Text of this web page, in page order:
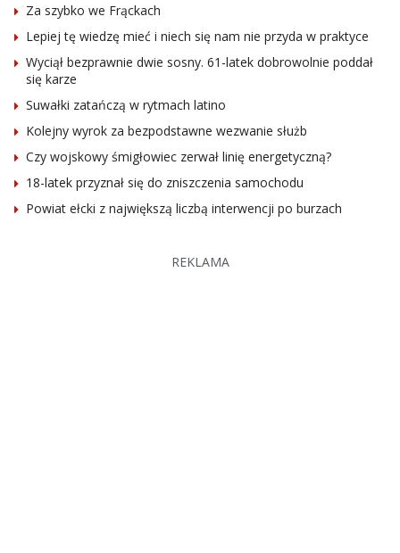
Za szybko we Frąckach
Lepiej tę wiedzę mieć i niech się nam nie przyda w praktyce
Wyciął bezprawnie dwie sosny. 61-latek dobrowolnie poddał
się karze
Suwałki zatańczą w rytmach latino
Kolejny wyrok za bezpodstawne wezwanie służb
Czy wojskowy śmigłowiec zerwał linię energetyczną?
18-latek przyznał się do zniszczenia samochodu
Powiat ełcki z największą liczbą interwencji po burzach
REKLAMA